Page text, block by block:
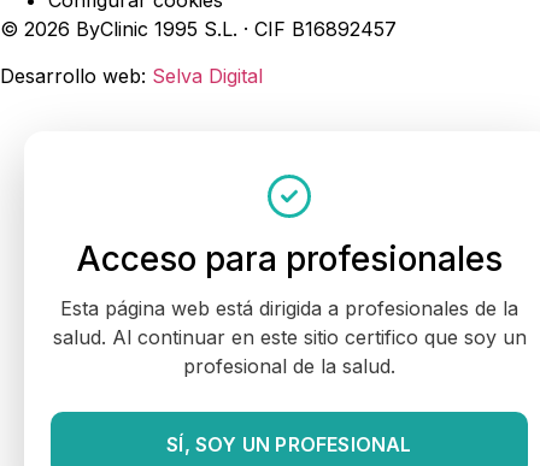
© 2026 ByClinic 1995 S.L. · CIF B16892457
Desarrollo web: Selva Digital
Acceso para profesionales
Esta página web está dirigida a profesionales de la
salud. Al continuar en este sitio certifico que soy un
profesional de la salud.
SÍ, SOY UN PROFESIONAL